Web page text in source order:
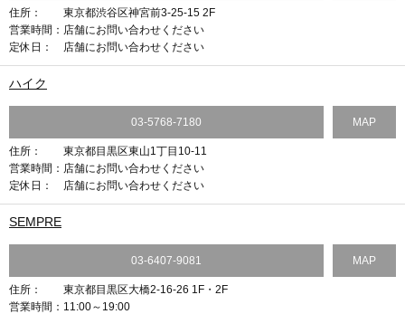
住所：
東京都渋谷区神宮前3-25-15 2F
営業時間： 店舗にお問い合わせください
定休日：
店舗にお問い合わせください
ハイク
03-5768-7180 MAP
住所：
東京都目黒区東山1丁目10-11
営業時間： 店舗にお問い合わせください
定休日：
店舗にお問い合わせください
SEMPRE
03-6407-9081 MAP
住所：
東京都目黒区大橋2-16-26 1F・2F
営業時間： 11:00～19:00